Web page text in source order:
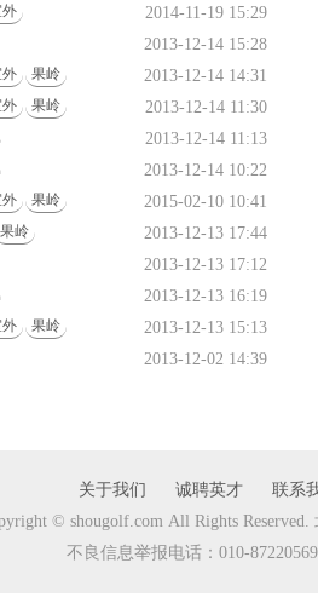
2014-11-19 15:29
2013-12-14 15:28
2013-12-14 14:31
果岭
2013-12-14 11:30
果岭
2013-12-14 11:13
2013-12-14 10:22
2015-02-10 10:41
果岭
2013-12-13 17:44
果岭
2013-12-13 17:12
2013-12-13 16:19
2013-12-13 15:13
果岭
2013-12-02 14:39
关于我们 诚聘英才 联系
© shougolf.com All Rights
不良信息举报电话：010-